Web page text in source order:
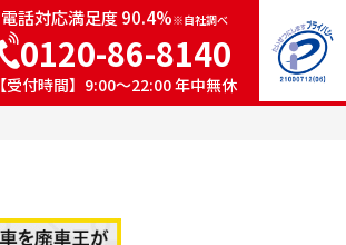
電話対応満足度 90.4%※自社調べ
0120-86-8140
【受付時間】9:00〜22:00 年中無休